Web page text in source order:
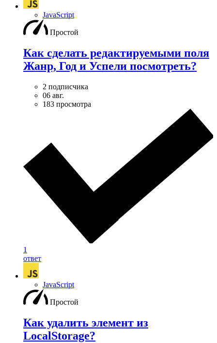
JavaScript
Простой
Как сделать редактируемыми поля
Жанр, Год и Успели посмотреть?
2 подписчика
06 авг.
183 просмотра
1
ответ
JavaScript
Простой
Как удалить элемент из
LocalStorage?